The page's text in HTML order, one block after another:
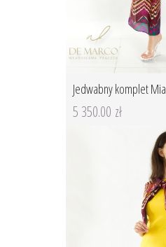
Jedwabny komplet Mia
5 350.00 zł